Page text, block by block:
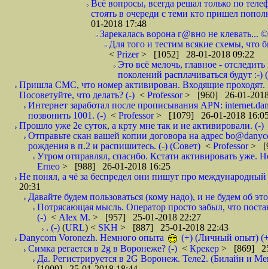
Всё вопросы, всегда решал только по
стоять в очереди с теми кто пришел
01-2018 17:48
Зарекалась ворона г@вно не клевать...
Для того и тестим всякие схемы, что
< Prizer> [1052] 28-01-2018 09:22
Это всё мелочь, главное -
поколений расплачиваться будут :-)
Пришла СМС, что номер активирован. Входящие проходят.
Посоветуйте, что делать? (-) < Professor> [960] 26-01-
Интернет заработал после прописывания APN:
позвонить 1001. (-) < Professor> [1079] 26-01-2018
Прошло уже 2е суток, а крту мне так и не активировали. (-)
Отправьте скан вашей копии договора на адрес
рождения в п.2 и распишитесь. (-) (Совет) < Professor>
Утром отправлял, спасибо. Кстати активировать уже.
Erneo > [988] 26-01-2018 16:25
Не понял, а чё за беспредел они пишут про
20:31
Давайте будем пользоваться (кому надо), и не будем об
Потрясающая мысль. Оператор просто забыл, что
(-) < Alex M. > [957] 25-01-2018 22:27
. (-) (URL) < SKH > [887] 25-01-2018 22:43
Danycom Voronezh. Немного опыта
(+) (Личный опыт)
Симка регается в 2g в Воронеже? (-) < Крекер > [869]
Да. Регистрируется в 2G Воронеж. Теле2. (Билайн и